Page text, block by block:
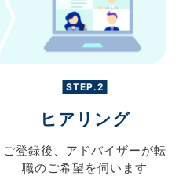
STEP.2
ヒアリング
ご登録後、 アドバイザーが転
職のご希望を伺います